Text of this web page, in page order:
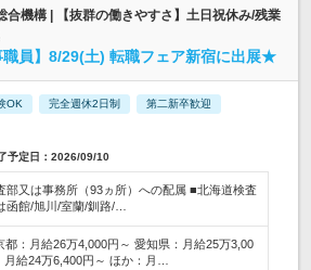
合機構 | 【抜群の働きやすさ】土日祝休み/残業
職員】8/29(土) 転職フェア新宿に出展★
OK 完全週休2日制 第二新卒歓迎
予定日：2026/09/10
部又は事務所（93ヵ所）への配属 ■北海道検査
函館/旭川/室蘭/釧路/…
都：月給26万4,000円～ 愛知県：月給25万3,00
月給24万6,400円～ ほか：月…